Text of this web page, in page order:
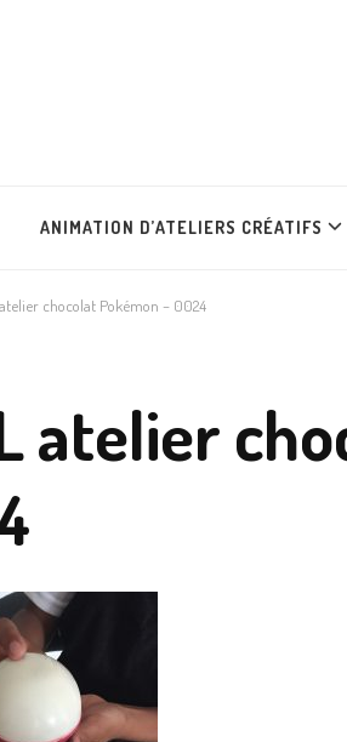
ANIMATION D’ATELIERS CRÉATIFS
chocolat Pokémon – 0024
atelier